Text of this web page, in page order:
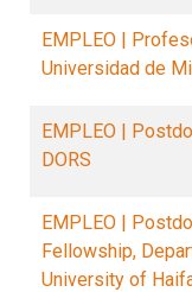
EMPLEO |
Universidad de
EMPLEO |
DORS
EMPLEO |
Fellowship,
University of